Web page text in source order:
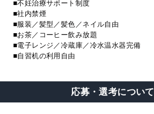
■不妊治療サポート制度
■社内禁煙
■服装／髪型／髪色／ネイル自由
■お茶／コーヒー飲み放題
■電子レンジ／冷蔵庫／冷水温水器完備
■自習机の利用自由
応募・選考について